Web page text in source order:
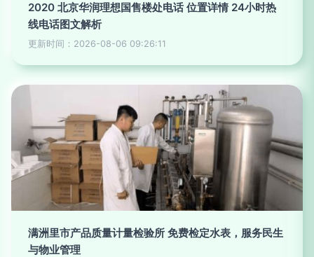
2020 北京华润理想国售楼处电话 位置详情 24小时热
线电话图文解析
更新时间：2026-08-06 09:26:11
满洲里市产品质量计量检验所 免费检定水表，服务民生
与物业管理